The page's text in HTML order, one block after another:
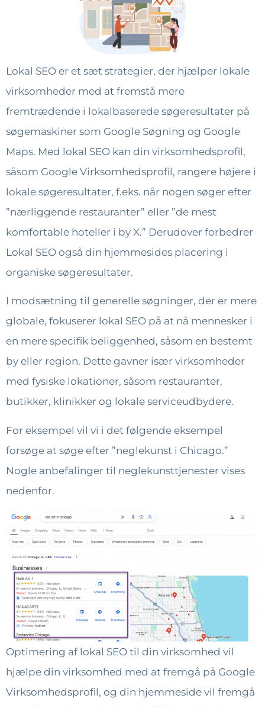
Lokal SEO er et sæt strategier, der hjælper lokale
virksomheder med at fremstå mere
fremtrædende i lokalbaserede søgeresultater på
søgemaskiner som Google Søgning og Google
Maps. Med lokal SEO kan din virksomhedsprofil,
såsom Google Virksomhedsprofil, rangere højere i
lokale søgeresultater, f.eks. når nogen søger efter
”nærliggende restauranter” eller ”de mest
komfortable hoteller i by X.” Derudover forbedrer
Lokal SEO også din hjemmesides placering i
organiske søgeresultater.
I modsætning til generelle søgninger, der er mere
globale, fokuserer lokal SEO på at nå mennesker i
en mere specifik beliggenhed, såsom en bestemt
by eller region. Dette gavner især virksomheder
med fysiske lokationer, såsom restauranter,
butikker, klinikker og lokale serviceudbydere.
For eksempel vil vi i det følgende eksempel
forsøge at søge efter ”neglekunst i Chicago.”
Nogle anbefalinger til neglekunsttjenester vises
nedenfor.
Optimering af lokal SEO til din virksomhed vil
hjælpe din virksomhed med at fremgå på Google
Virksomhedsprofil, og din hjemmeside vil fremgå